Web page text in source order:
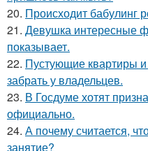
20. Происходит бабулинг
21. Девушка интересные
показывает.
22. Пустующие квартиры
забрать у владельцев.
23. В Госдуме хотят
официально.
24. А почему считается,
занятие?